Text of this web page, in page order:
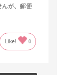
が、郵便
Like! 0